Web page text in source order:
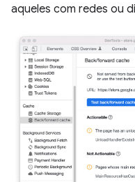
aqueles com redes ou